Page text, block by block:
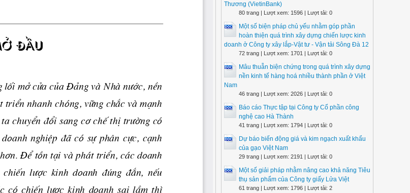
Thương (VietinBank)
80 trang | Lượt xem: 1596 | Lượt tải: 0
Một số biện pháp chủ yếu nhằm góp phần
hoàn thiện quá trình xây dựng chiến lược kinh
doanh ở Công ty xây lắp-Vật tư - Vận tải Sông Đà 12
72 trang | Lượt xem: 1701 | Lượt tải: 0
Mâu thuẫn biện chứng trong quá trình xây dựng
nền kinh tế hàng hoá nhiều thành phần ở Việt
Nam
46 trang | Lượt xem: 2026 | Lượt tải: 0
Báo cáo Thực tập tại Công ty Cổ phần công
nghệ cao Hà Thành
41 trang | Lượt xem: 1794 | Lượt tải: 0
Dự báo biến động giá và kim ngạch xuất khẩu
của gạo Việt Nam
29 trang | Lượt xem: 2191 | Lượt tải: 0
Một số giải pháp nhằm nâng cao khả năng Tiêu
thụ sản phẩm của Công ty giấy Lửa Việt
61 trang | Lượt xem: 1796 | Lượt tải: 2